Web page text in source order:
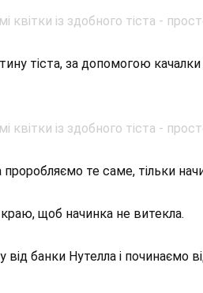
тіста, за допомогою
те саме, тільки
щоб начинка не витекла.
банки Нутелла і починаємо